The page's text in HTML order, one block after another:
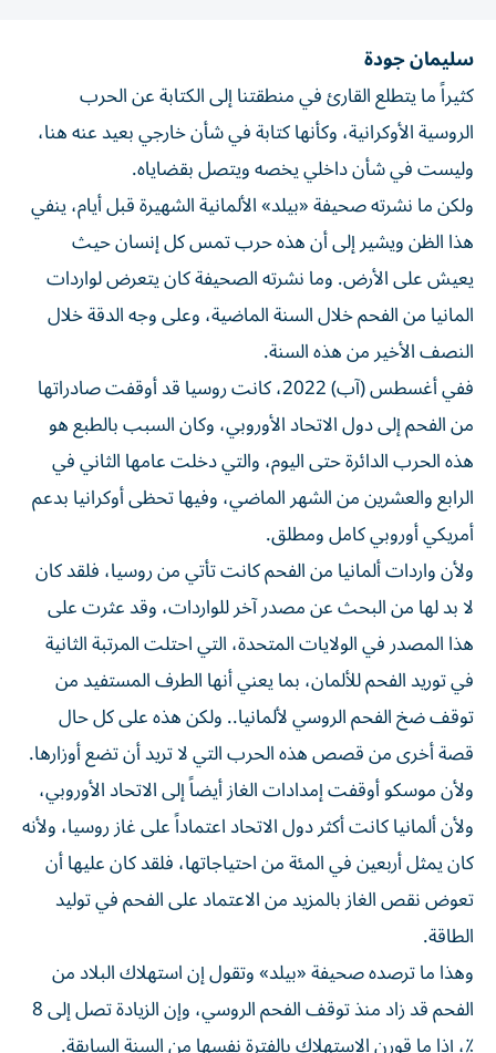
سليمان جودة
كثيراً ما يتطلع القارئ في منطقتنا إلى الكتابة عن الحرب
الروسية الأوكرانية، وكأنها كتابة في شأن خارجي بعيد عنه هنا،
وليست في شأن داخلي يخصه ويتصل بقضاياه.
ولكن ما نشرته صحيفة «بيلد» الألمانية الشهيرة قبل أيام، ينفي
هذا الظن ويشير إلى أن هذه حرب تمس كل إنسان حيث
يعيش على الأرض. وما نشرته الصحيفة كان يتعرض لواردات
المانيا من الفحم خلال السنة الماضية، وعلى وجه الدقة خلال
النصف الأخير من هذه السنة.
ففي أغسطس (آب) 2022، كانت روسيا قد أوقفت صادراتها
من الفحم إلى دول الاتحاد الأوروبي، وكان السبب بالطبع هو
هذه الحرب الدائرة حتى اليوم، والتي دخلت عامها الثاني في
الرابع والعشرين من الشهر الماضي، وفيها تحظى أوكرانيا بدعم
أمريكي أوروبي كامل ومطلق.
ولأن واردات ألمانيا من الفحم كانت تأتي من روسيا، فلقد كان
لا بد لها من البحث عن مصدر آخر للواردات، وقد عثرت على
هذا المصدر في الولايات المتحدة، التي احتلت المرتبة الثانية
في توريد الفحم للألمان، بما يعني أنها الطرف المستفيد من
توقف ضخ الفحم الروسي لألمانيا.. ولكن هذه على كل حال
قصة أخرى من قصص هذه الحرب التي لا تريد أن تضع أوزارها.
ولأن موسكو أوقفت إمدادات الغاز أيضاً إلى الاتحاد الأوروبي،
ولأن ألمانيا كانت أكثر دول الاتحاد اعتماداً على غاز روسيا، ولأنه
كان يمثل أربعين في المئة من احتياجاتها، فلقد كان عليها أن
تعوض نقص الغاز بالمزيد من الاعتماد على الفحم في توليد
الطاقة.
وهذا ما ترصده صحيفة «بيلد» وتقول إن استهلاك البلاد من
الفحم قد زاد منذ توقف الفحم الروسي، وإن الزيادة تصل إلى 8